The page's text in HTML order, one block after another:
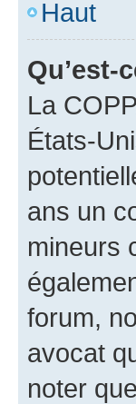
Haut
Qu’est-
La
États-
ans un
mineurs
forum,
avocat
noter